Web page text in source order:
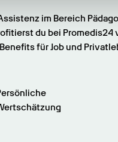
im Bereich
du bei Promedis24
für Job und